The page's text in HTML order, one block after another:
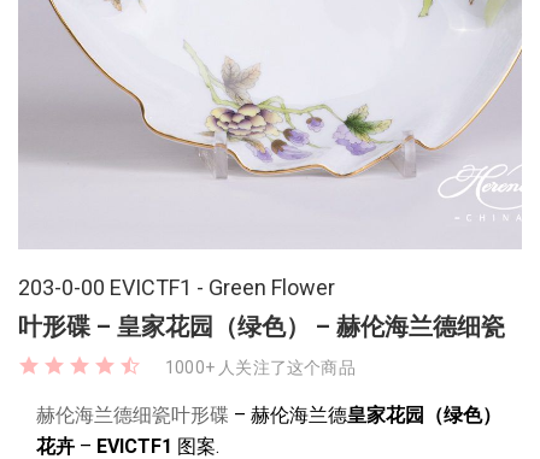
203-0-00 EVICTF1 - Green Flower
叶形碟 – 皇家花园（绿色） – 赫伦海兰德细瓷
1000+ 人关注了这个商品
赫伦海兰德细瓷叶形碟 – 赫伦海兰德皇家花园（绿色）
花卉 – EVICTF1 图案.